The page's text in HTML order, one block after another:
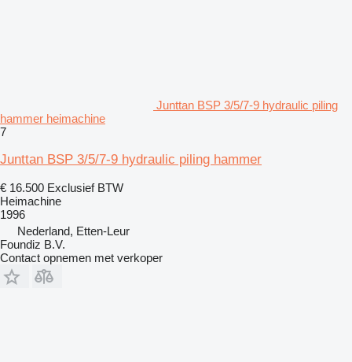
Junttan BSP 3/5/7-9 hydraulic piling
hammer heimachine
7
Junttan BSP 3/5/7-9 hydraulic piling hammer
€ 16.500 Exclusief BTW
Heimachine
1996
Nederland, Etten-Leur
Foundiz B.V.
Contact opnemen met verkoper